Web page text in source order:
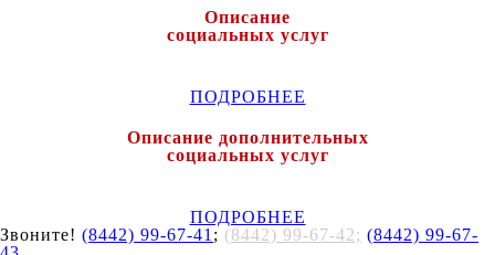
Описание
социальных услуг
ПОДРОБНЕЕ
Описание дополнительных
социальных услуг
ПОДРОБНЕЕ
Звоните! (8442) 99-67-41; (8442) 99-67-42; (8442) 99-67-